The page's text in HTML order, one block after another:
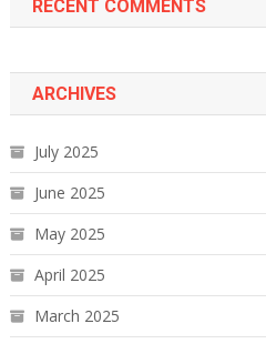
RECENT COMMENTS
ARCHIVES
July 2025
June 2025
May 2025
April 2025
March 2025